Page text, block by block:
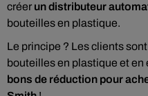
créer un distributeur
bouteilles en plastique.
Le principe ? Les clients
bouteilles en plastique et
bons de réduction pour